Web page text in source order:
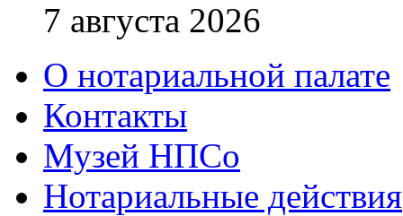
7 августа 2026
О нотариальной палате
Контакты
Музей НПСо
Нотариальные действия